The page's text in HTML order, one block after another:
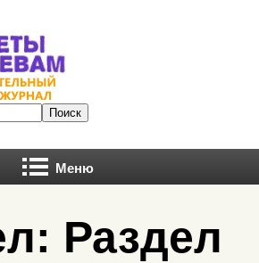
Меню
Раздел